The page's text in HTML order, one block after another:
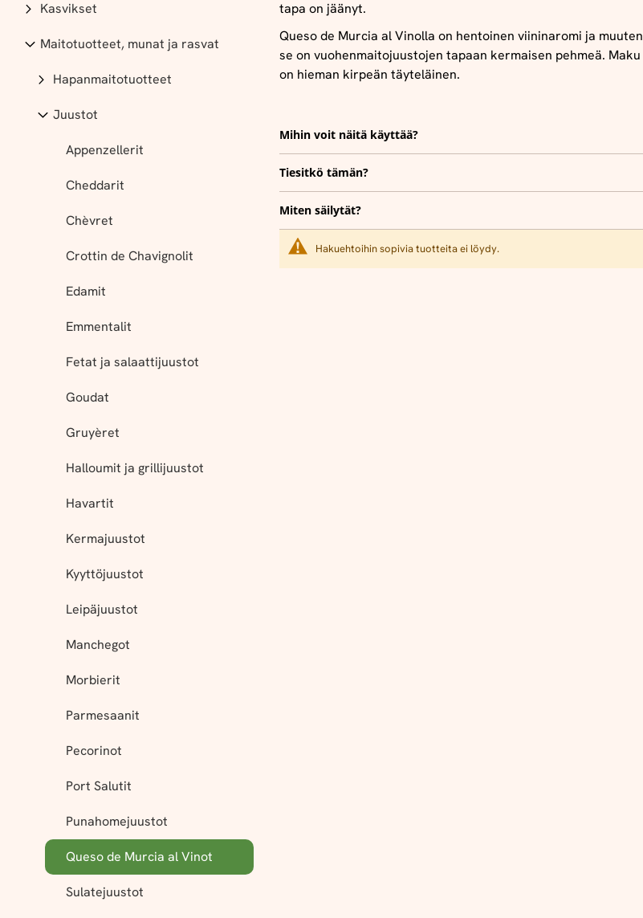
tapa on jäänyt.
Queso de Murcia al Vinolla on hentoinen viininaromi ja muuten
se on vuohenmaitojuustojen tapaan kermaisen pehmeä. Maku
on hieman kirpeän täyteläinen.
Mihin voit näitä käyttää?
Tiesitkö tämän?
Miten säilytät?
Hakuehtoihin sopivia tuotteita ei löydy.
Kasvikset
Maitotuotteet, munat ja rasvat
Hapanmaitotuotteet
Juustot
Appenzellerit
Cheddarit
Chèvret
Crottin de Chavignolit
Edamit
Emmentalit
Fetat ja salaattijuustot
Goudat
Gruyèret
Halloumit ja grillijuustot
Havartit
Kermajuustot
Kyyttöjuustot
Leipäjuustot
Manchegot
Morbierit
Parmesaanit
Pecorinot
Port Salutit
Punahomejuustot
Queso de Murcia al Vinot
Sulatejuustot